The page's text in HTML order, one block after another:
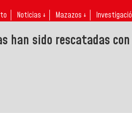
Noticias ↓ Mazazos ↓
han sido rescatadas